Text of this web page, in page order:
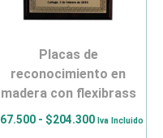
placas de
reconocimiento en
madera con flexibrass
67.500 - $204.300 Iva Incluido